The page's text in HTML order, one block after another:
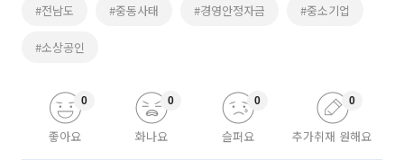
#전남도 #중동사태 #경영안정자금 #중소기업
#소상공인
좋아요
0
화나요
0
슬퍼요
0
추가취재 원해요
0